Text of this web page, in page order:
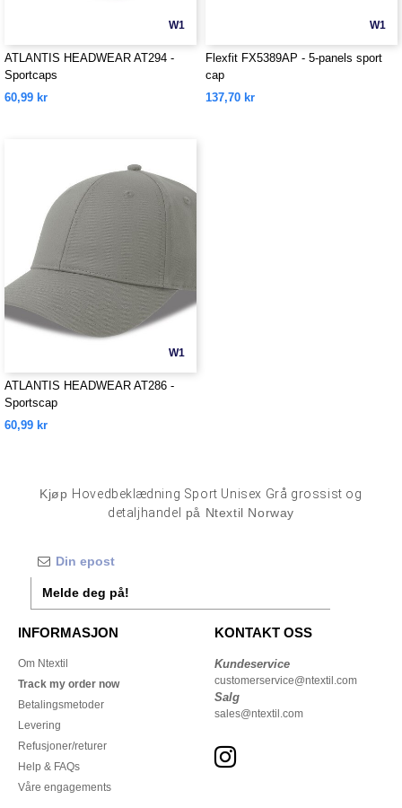
W1
ATLANTIS HEADWEAR AT294 -
Sportcaps
60,99 kr
W1
Flexfit FX5389AP - 5-panels sport
cap
137,70 kr
W1
ATLANTIS HEADWEAR AT286 -
Sportscap
60,99 kr
Kjøp Hovedbeklædning Sport Unisex Grå grossist og
detaljhandel
på Ntextil Norway
Melde deg på!
INFORMASJON
Om Ntextil
Track my order now
Betalingsmetoder
Levering
Refusjoner/returer
Help & FAQs
Våre engagements
KONTAKT OSS
Kundeservice
customerservice@ntextil.com
Salg
sales@ntextil.com